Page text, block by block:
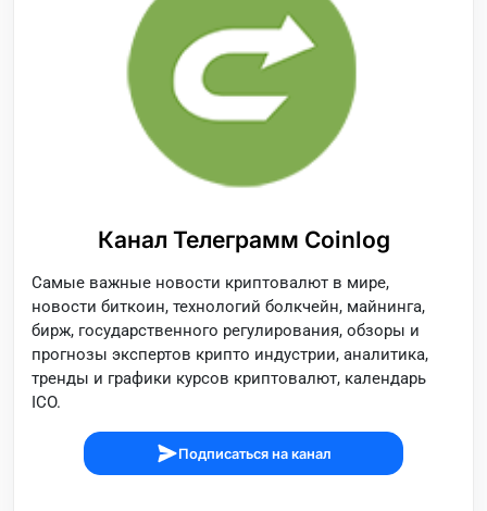
Канал Телеграмм Coinlog
Самые важные новости криптовалют в мире,
новости биткоин, технологий болкчейн, майнинга,
бирж, государственного регулирования, обзоры и
прогнозы экспертов крипто индустрии, аналитика,
тренды и графики курсов криптовалют, календарь
ICO.
Подписаться на канал